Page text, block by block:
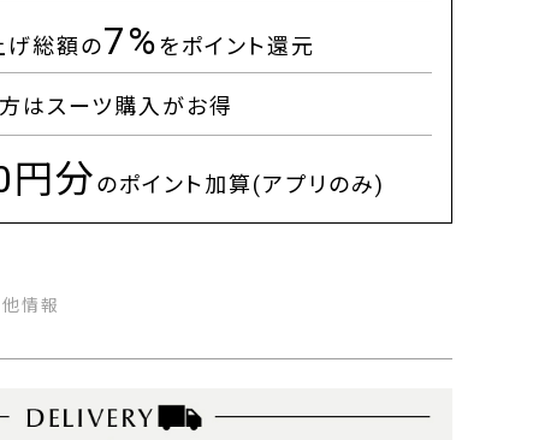
げ総額の7%をポイント還元
はスーツ購入がお得
円分のポイント加算(アプリのみ)
情報